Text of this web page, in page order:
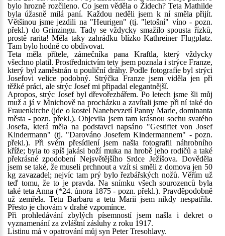
bylo hrozně rozčileno. Co jsem věděla o Židech? Teta Mathilde
byla úžasně milá paní. Každou neděli jsem k ní směla přijít.
Většinou jsme jezdili na "Heurigen" (tj. "letošní" víno - pozn.
překl.) do Grinzingu. Tady se vždycky smažilo spousta řízků,
prostě rarita! Měla taky zahrádku blízko Kathreiner Flugplatz.
Tam bylo hodně co obdivovat.
Teta měla přítele, zámečníka pana Kraftla, který vždycky
všechno platil. Prostřednictvím tety jsem poznala i strýce Franze,
který byl zaměstnán u pouliční dráhy. Podle fotografie byl strýci
Josefovi velice podobný. Strýčka Franze jsem viděla jen při
těžké práci, ale strýc Josef mi připadal elegantnější.
Apropos, strýc Josef byl dřevořezbářem. Po letech jsme šli můj
muž a já v Mnichově na procházku a zavítali jsme při ní také do
Frauenkirche (jde o kostel Nanebevzetí Panny Marie, dominanta
města - pozn. překl.). Objevila jsem tam krásnou sochu svatého
Josefa, která měla na podstavci napsáno "Gestiftet von Josef
Kindermann" (tj. "Darováno Josefem Kindermannem" - pozn.
překl.). Při svém přesídlení jsem našla fotografii náhrobního
kříže; byla to spíš jakási boží muka na hrobě jeho rodičů a také
překrásné zpodobení Nejsvětějšího Srdce Ježíšova. Dověděla
jsem se také, že museli prchnout a vzít si směli z domova jen 50
kg zavazadel; nejvíc tam prý bylo řezbářských nožů. Věřím už
teď tomu, že to je pravda. Na snímku všech sourozenců byla
také teta Anna (*24. února 1875 - pozn. překl.). Pravděpodobně
už zemřela. Tetu Barbaru a tetu Marii jsem nikdy nespatřila.
Přesto je chovám v drahé vzpomínce.
Při prohledávání zbylých písemností jsem našla i dekret o
vyznamenání za zvláštní zásluhy z roku 1917.
Listinu má v opatrování můj syn Peter Tresohlavy.